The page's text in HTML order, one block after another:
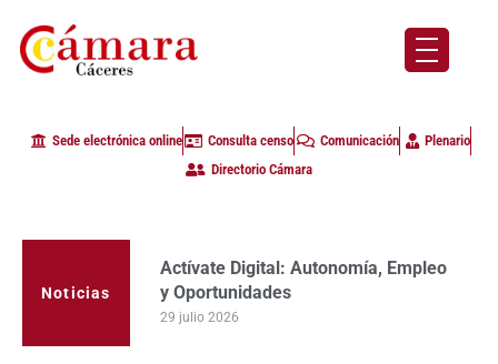
Sede electrónica online Consulta censo Comunicación
Plenario
Directorio Cámara
Noticias
Actívate Digital: Autonomía, Empleo
y Oportunidades
29 julio 2026
La Cámara de Comercio de Cáceres
clausura con alta participación de
empresas en la primera edición del